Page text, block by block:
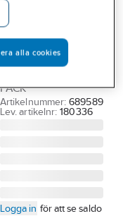
SPÄNNBAND
QUICKLOADER
2000KG LÄNGD 5M
BREDD 35MM 2-
PACK
Artikelnummer: 689589
Lev. artikelnr: 180336
Logga in för att se saldo
alla cookies